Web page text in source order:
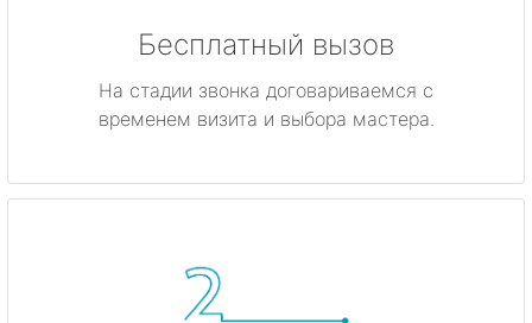
Бесплатный вызов
На стадии звонка договариваемся с
временем визита и выбора мастера.